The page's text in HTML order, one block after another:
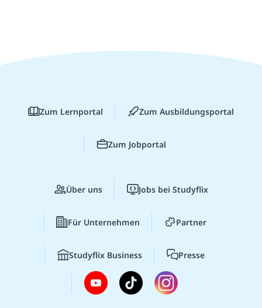
Zum Lernportal Zum Ausbildungsportal
Zum Jobportal
Über uns Jobs bei Studyflix
Für Unternehmen Partner
Studyflix Business Presse